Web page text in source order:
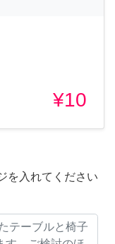
¥10
を入れてください